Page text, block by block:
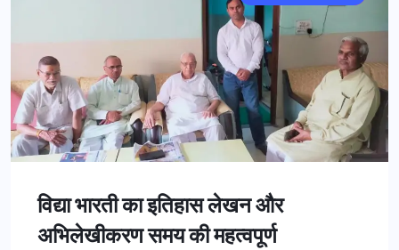
विद्या भारती का इतिहास लेखन और
अभिलेखीकरण समय की महत्वपूर्ण